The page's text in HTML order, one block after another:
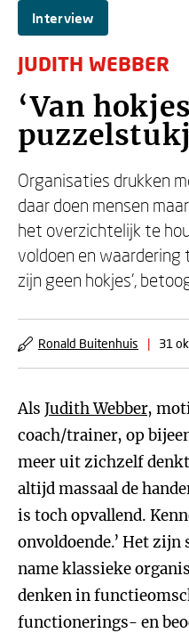
Interview
JUDITH WEBBER
‘Van
Organisaties drukken
daar doen mensen
het overzichtelijk te
voldoen en waardering
zijn geen hokjes',
Ronald Buitenhuis | 31
Als Judith Webber,
coach/trainer, op
meer uit zichzelf
altijd massaal de
is toch opvallend.
onvoldoende.’ Het
name klassieke
denken in
functionerings- en